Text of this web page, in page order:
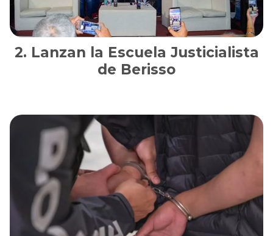
Lanzan la Escuela Justicialista
de Berisso